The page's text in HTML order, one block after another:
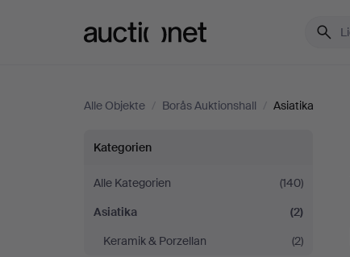
Alle Objekte / Borås Auktionshall / Asiatika
Asiatika
bei
Borås
Kategorien
Alle Kategorien
(140)
Asiatika
(2)
Keramik & Porzellan
(2)